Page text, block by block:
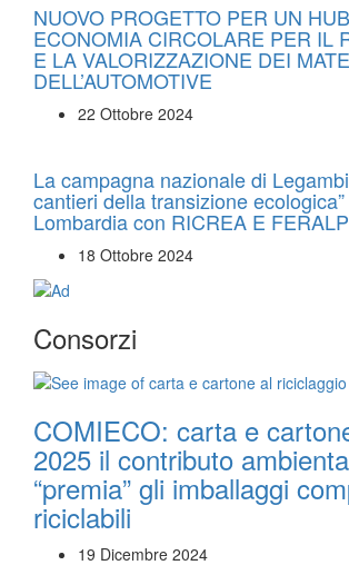
NUOVO PROGETTO PER UN
ECONOMIA CIRCOLARE PER IL
E LA VALORIZZAZIONE DEI
DELL’AUTOMOTIVE
22 Ottobre 2024
La campagna nazionale di
cantieri della transizione
Lombardia con RICREA E
18 Ottobre 2024
Consorzi
COMIECO: carta e
2025 il contributo
“premia” gli imballaggi
riciclabili
19 Dicembre 2024